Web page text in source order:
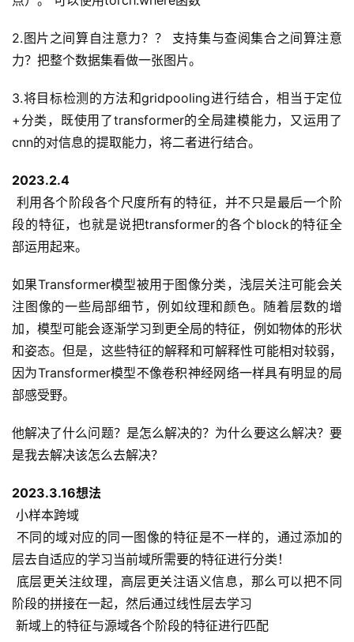
2.图片之间算自注意力？？ 支持集与查阅集合之间算注意
力？把整个数据集看做一张图片。
3.将目标检测的方法和gridpooling进行结合，相当于定位
+分类，既使用了transformer的全局建模能力，又运用了
cnn的对信息的提取能力，将二者进行结合。
2023.2.4
段的特征，也就是说把transformer的各个block的特征全
部运用起来。
如果Transformer模型被用于图像分类，浅层关注可能会关
注图像的一些局部细节，例如纹理和颜色。随着层数的增
加，模型可能会逐渐学习到更全局的特征，例如物体的形状
和姿态。但是，这些特征的解释和可解释性可能相对较弱，
因为Transformer模型不像卷积神经网络一样具有明显的局
部感受野。
他解决了什么问题？是怎么解决的？为什么要这么解决？要
是我去解决该怎么去解决？
2023.3.16想法
小样本跨域
层去自适应的学习当前域所需要的特征进行分类！
阶段的拼接在一起，然后通过线性层去学习
新域上的特征与源域各个阶段的特征进行匹配